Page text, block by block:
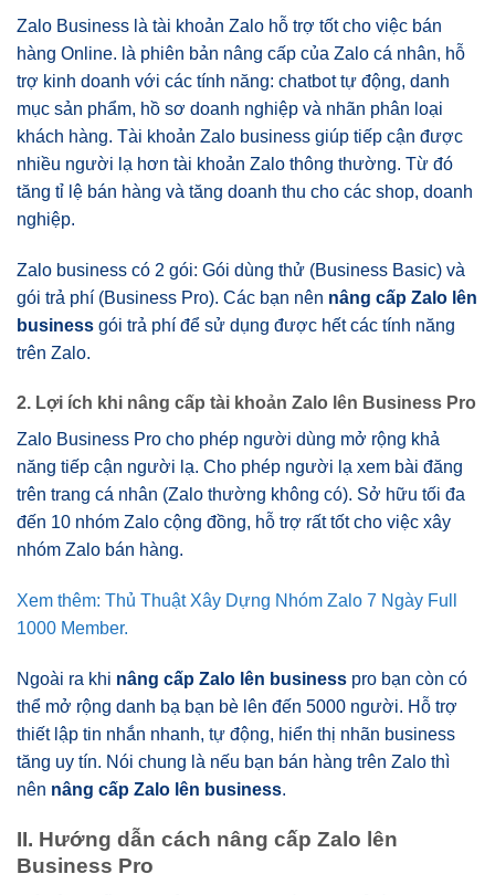
Zalo Business là tài khoản Zalo hỗ trợ tốt cho việc bán
hàng Online. là phiên bản nâng cấp của Zalo cá nhân, hỗ
trợ kinh doanh với các tính năng: chatbot tự động, danh
mục sản phẩm, hồ sơ doanh nghiệp và nhãn phân loại
khách hàng. Tài khoản Zalo business giúp tiếp cận được
nhiều người lạ hơn tài khoản Zalo thông thường. Từ đó
tăng tỉ lệ bán hàng và tăng doanh thu cho các shop, doanh
nghiệp.
Zalo business có 2 gói: Gói dùng thử (Business Basic) và
gói trả phí (Business Pro). Các bạn nên nâng cấp Zalo lên
business gói trả phí để sử dụng được hết các tính năng
trên Zalo.
2. Lợi ích khi nâng cấp tài khoản Zalo lên Business Pro
Zalo Business Pro cho phép người dùng mở rộng khả
năng tiếp cận người lạ. Cho phép người lạ xem bài đăng
trên trang cá nhân (Zalo thường không có). Sở hữu tối đa
đến 10 nhóm Zalo cộng đồng, hỗ trợ rất tốt cho việc xây
nhóm Zalo bán hàng.
Xem thêm: Thủ Thuật Xây Dựng Nhóm Zalo 7 Ngày Full
1000 Member.
Ngoài ra khi nâng cấp Zalo lên business pro bạn còn có
thể mở rộng danh bạ bạn bè lên đến 5000 người. Hỗ trợ
thiết lập tin nhắn nhanh, tự động, hiển thị nhãn business
tăng uy tín. Nói chung là nếu bạn bán hàng trên Zalo thì
nên nâng cấp Zalo lên business.
II. Hướng dẫn cách nâng cấp Zalo lên
Business Pro